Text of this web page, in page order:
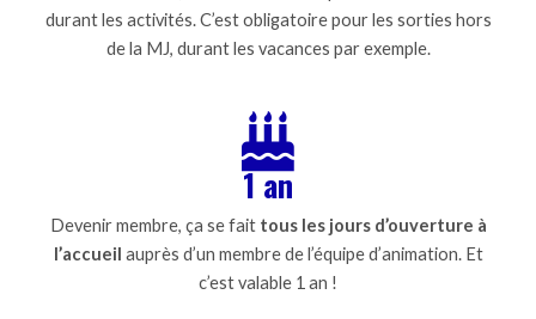
durant les activités. C’est obligatoire pour les sorties hors
de la MJ, durant les vacances par exemple.
1 an
Devenir membre, ça se fait tous les jours d’ouverture à
l’accueil auprès d’un membre de l’équipe d’animation. Et
c’est valable 1 an !